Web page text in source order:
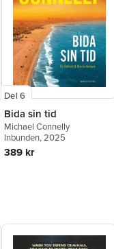
Del 6
Bida sin tid
Michael Connelly
Inbunden, 2025
389 kr